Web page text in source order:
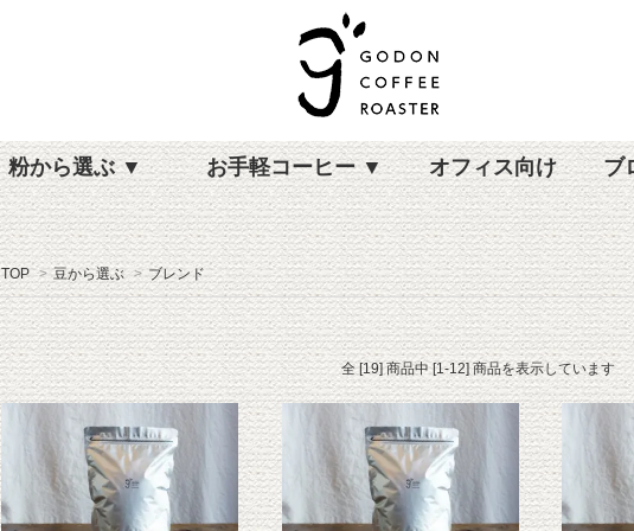
粉から選ぶ ▼ お手軽コーヒー ▼ オフィス向け ブ
TOP > 豆から選ぶ > ブレンド
全 [19] 商品中 [1-12] 商品を表示しています